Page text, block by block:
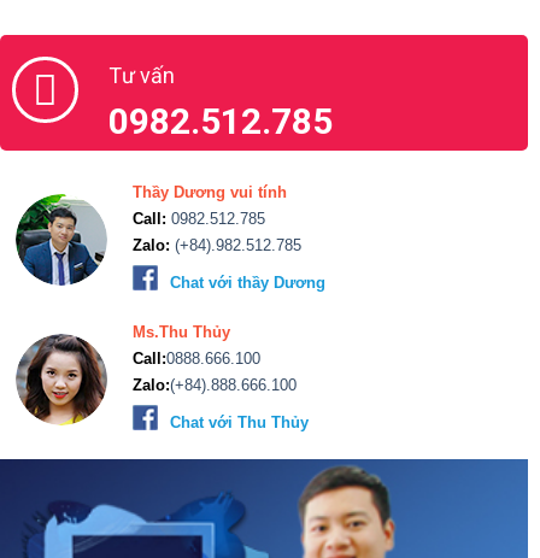
Tư vấn
0982.512.785
Thầy Dương vui tính
Call: 0982.512.785
Zalo: (+84).982.512.785
Chat với thầy Dương
Ms.Thu Thủy
Call:0888.666.100
Zalo:(+84).888.666.100
Chat với Thu Thủy